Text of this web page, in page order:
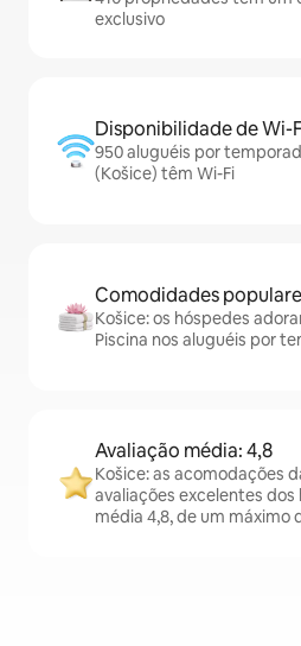
exclusivo
Disponibilidade de Wi-
950 aluguéis por
(Košice) têm Wi-Fi
Comodidades
Košice: os hóspedes
Piscina nos aluguéis por
Avaliação média: 4,8
Košice: as acomodações
avaliações excelentes
média 4,8, de um máximo